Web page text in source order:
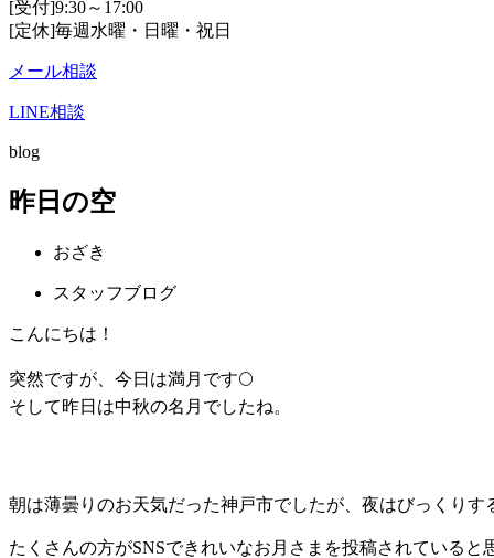
[受付]9:30～17:00
[定休]毎週水曜・日曜・祝日
メール相談
LINE相談
blog
昨日の空
おざき
スタッフブログ
こんにちは！
突然ですが、今日は満月です🌕
そして昨日は中秋の名月でしたね。
朝は薄曇りのお天気だった神戸市でしたが、夜はびっくり
たくさんの方がSNSできれいなお月さまを投稿されている